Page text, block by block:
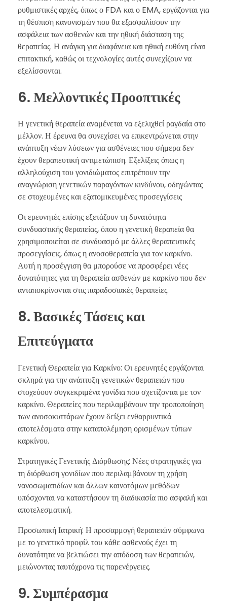
ρυθμιστικές αρχές, όπως ο FDA και ο EMA, εργάζονται για
τη θέσπιση κανονισμών που θα εξασφαλίσουν την
ασφάλεια των ασθενών και την ηθική διάσταση της
θεραπείας. Η ανάγκη για διαφάνεια και ηθική ευθύνη είναι
επιτακτική, καθώς οι τεχνολογίες αυτές συνεχίζουν να
εξελίσσονται.
6. Μελλοντικές Προοπτικές
Η γενετική θεραπεία αναμένεται να εξελιχθεί ραγδαία στο
μέλλον. Η έρευνα θα συνεχίσει να επικεντρώνεται στην
ανάπτυξη νέων λύσεων για ασθένειες που σήμερα δεν
έχουν θεραπευτική αντιμετώπιση. Εξελίξεις όπως η
αλληλούχιση του γονιδιώματος επιτρέπουν την
αναγνώριση γενετικών παραγόντων κινδύνου, οδηγώντας
σε στοχευμένες και εξατομικευμένες προσεγγίσεις
Οι ερευνητές επίσης εξετάζουν τη δυνατότητα
συνδυαστικής θεραπείας, όπου η γενετική θεραπεία θα
χρησιμοποιείται σε συνδυασμό με άλλες θεραπευτικές
προσεγγίσεις, όπως η ανοσοθεραπεία για τον καρκίνο.
Αυτή η προσέγγιση θα μπορούσε να προσφέρει νέες
δυνατότητες για τη θεραπεία ασθενών με καρκίνο που δεν
ανταποκρίνονται στις παραδοσιακές θεραπείες.
8. Βασικές Τάσεις και
Επιτεύγματα
Γενετική Θεραπεία για Καρκίνο: Οι ερευνητές εργάζονται
σκληρά για την ανάπτυξη γενετικών θεραπειών που
στοχεύουν συγκεκριμένα γονίδια που σχετίζονται με τον
καρκίνο. Θεραπείες που περιλαμβάνουν την τροποποίηση
των ανοσοκυττάρων έχουν δείξει ενθαρρυντικά
αποτελέσματα στην καταπολέμηση ορισμένων τύπων
καρκίνου.
Στρατηγικές Γενετικής Διόρθωσης: Νέες στρατηγικές για
τη διόρθωση γονιδίων που περιλαμβάνουν τη χρήση
νανοσωματιδίων και άλλων καινοτόμων μεθόδων
υπόσχονται να καταστήσουν τη διαδικασία πιο ασφαλή και
αποτελεσματική.
Προσωπική Ιατρική: Η προσαρμογή θεραπειών σύμφωνα
με το γενετικό προφίλ του κάθε ασθενούς έχει τη
δυνατότητα να βελτιώσει την απόδοση των θεραπειών,
μειώνοντας ταυτόχρονα τις παρενέργειες.
9. Συμπέρασμα